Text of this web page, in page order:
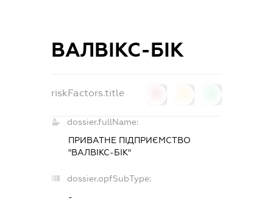
ВАЛВІКС-БІК
riskFactors.title
dossier.fullName:
ПРИВАТНЕ ПІДПРИЄМСТВО
"ВАЛВІКС-БІК"
dossier.opfSubType:
-